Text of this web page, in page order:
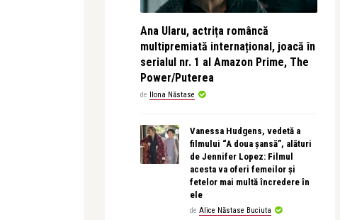
Ana Ularu, actrița româncă
multipremiată internațional, joacă în
serialul nr. 1 al Amazon Prime, The
Power/Puterea
de Ilona Năstase
Vanessa Hudgens, vedetă a
filmului “A doua șansă”, alături
de Jennifer Lopez: Filmul
acesta va oferi femeilor și
fetelor mai multă încredere în
ele
de Alice Năstase Buciuta